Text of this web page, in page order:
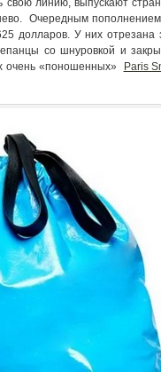
линию, выпускают
Очередным
долларов. У них отрезана
со шнуровкой и
очень «поношенных»
Paris